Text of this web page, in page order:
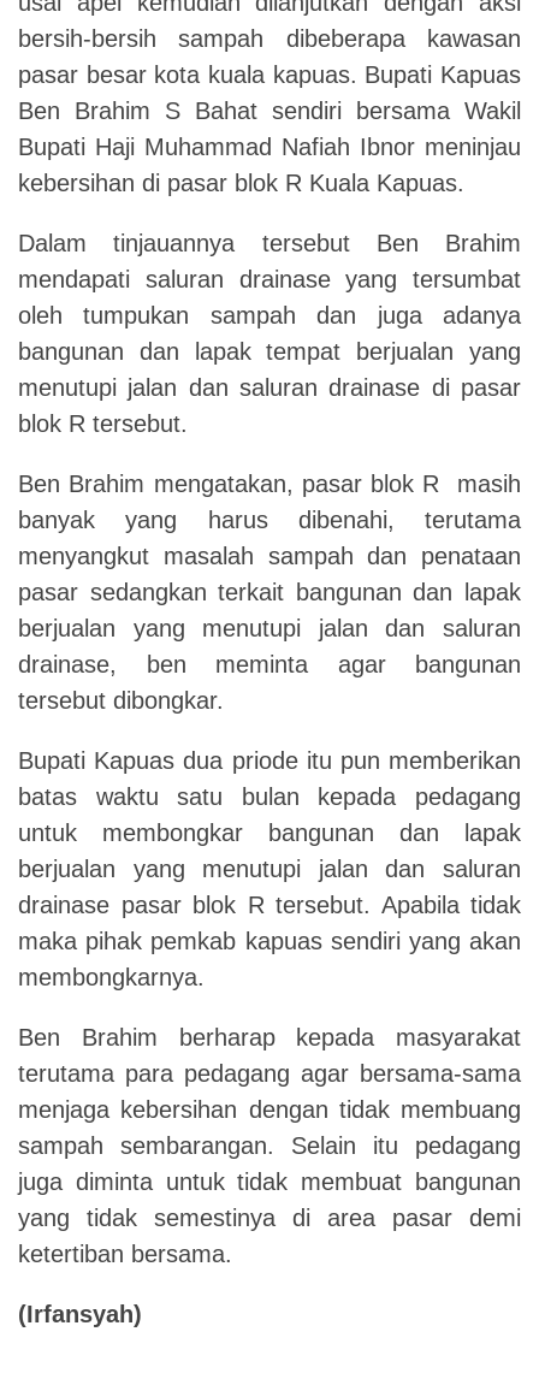
bersih-bersih sampah dibeberapa kawasan
pasar besar kota kuala kapuas. Bupati Kapuas
Ben Brahim S Bahat sendiri bersama Wakil
Bupati Haji Muhammad Nafiah Ibnor meninjau
kebersihan di pasar blok R Kuala Kapuas.
Dalam tinjauannya tersebut Ben Brahim
mendapati saluran drainase yang tersumbat
oleh tumpukan sampah dan juga adanya
bangunan dan lapak tempat berjualan yang
menutupi jalan dan saluran drainase di pasar
blok R tersebut.
Ben Brahim mengatakan, pasar blok R masih
banyak yang harus dibenahi, terutama
menyangkut masalah sampah dan penataan
pasar sedangkan terkait bangunan dan lapak
berjualan yang menutupi jalan dan saluran
drainase, ben meminta agar bangunan
tersebut dibongkar.
Bupati Kapuas dua priode itu pun memberikan
batas waktu satu bulan kepada pedagang
untuk membongkar bangunan dan lapak
berjualan yang menutupi jalan dan saluran
drainase pasar blok R tersebut. Apabila tidak
maka pihak pemkab kapuas sendiri yang akan
membongkarnya.
Ben Brahim berharap kepada masyarakat
terutama para pedagang agar bersama-sama
menjaga kebersihan dengan tidak membuang
sampah sembarangan. Selain itu pedagang
juga diminta untuk tidak membuat bangunan
yang tidak semestinya di area pasar demi
ketertiban bersama.
(Irfansyah)